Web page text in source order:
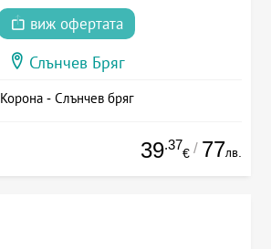
виж офертата
Слънчев Бряг
Корона - Слънчев бряг
39.37
€ / 77лв.